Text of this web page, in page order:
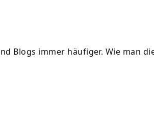
Blogs immer häufiger. Wie man